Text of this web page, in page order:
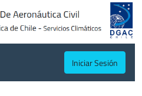
Iniciar Sesión